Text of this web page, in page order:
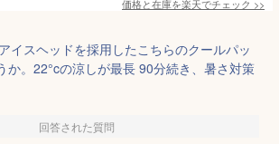
価格と在庫を楽天でチェック >>
イスヘッドを採用したこちらのクールパッ
か。22°cの涼しが最長 90分続き、暑さ対策
回答された質問